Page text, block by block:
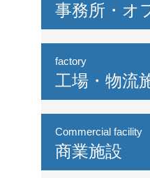
事務所・オ
factory
工場・物流
Commercial facility
商業施設